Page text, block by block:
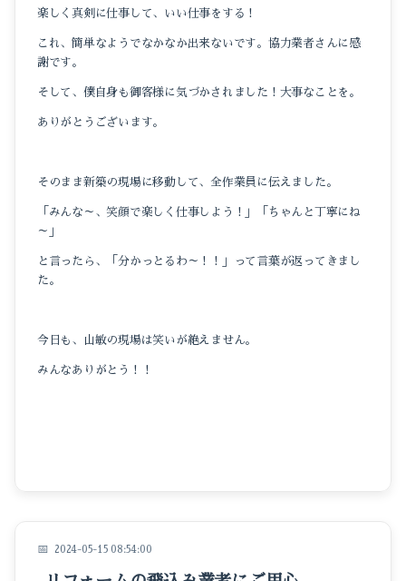
楽しく真剣に仕事して、いい仕事をする！
これ、簡単なようでなかなか出来ないです。協力業者さんに感
謝です。
そして、僕自身も御客様に気づかされました！大事なことを。
ありがとうございます。
そのまま新築の現場に移動して、全作業員に伝えました。
「みんな～、笑顔で楽しく仕事しよう！」「ちゃんと丁寧にね
～」
と言ったら、「分かっとるわ～！！」って言葉が返ってきまし
た。
今日も、山敏の現場は笑いが絶えません。
みんなありがとう！！
2024-05-15 08:54:00